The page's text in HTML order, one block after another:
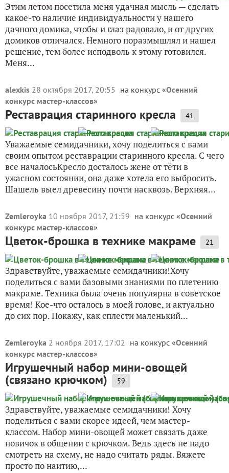
Этим летом посетила меня удачная мысль — сделать
какое-то наличие индивидуальности у нашего
дачного домика, чтобы и глаз радовало, и от других
домиков отличался. Немного поразмышлял и нашел
решение, тем более исподволь к этому готовился.
Меня...
alexkis 28 октября 2017, 20:55 на конкурс «Осенний
конкурс мастер-классов»
Реставрация старинного кресла 41
Уважаемые семидачники, хочу поделиться с вами
своим опытом реставрации старинного кресла. С чего
все началосьКресло досталось жене от тёти в
ужасном состоянии, она даже хотела его выбросить.
Шашель выел древесину почти насквозь. Верхняя...
Zemleroyka 10 ноября 2017, 21:59 на конкурс «Осенний
конкурс мастер-классов»
Цветок-брошка в технике макраме 21
Здравствуйте, уважаемые семидачники!Хочу
поделиться с вами базовыми знаниями по плетению
макраме. Техника была очень популярна в советское
время! Кое-что осталось в моей голове, и актуально
до сих пор. Покажу, как сплести маленький...
Zemleroyka 2 ноября 2017, 17:02 на конкурс «Осенний
конкурс мастер-классов»
Игрушечный набор мини-овощей
(связано крючком) 59
Здравствуйте, уважаемые семидачники! Хочу
поделиться с вами скорее идеей, чем мастер-
классом. Набор мини-овощей может связать даже
новичок в общении с крючком. Ведь здесь не надо
смотреть на схему, не надо считать ряды. Вяжете
просто по наитию,...